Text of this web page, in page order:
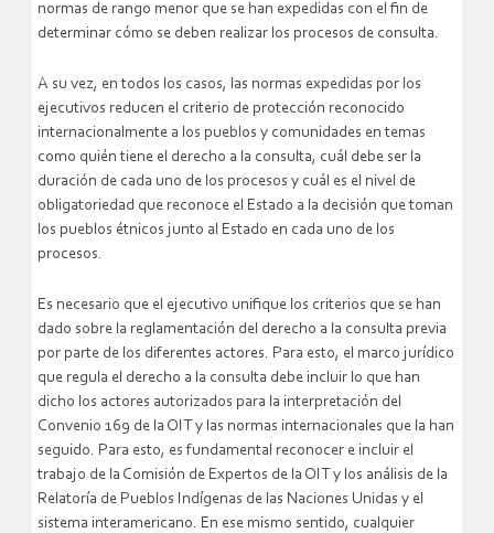
normas de rango menor que se han expedidas con el fin de
determinar cómo se deben realizar los procesos de consulta.
A su vez, en todos los casos, las normas expedidas por los
ejecutivos reducen el criterio de protección reconocido
internacionalmente a los pueblos y comunidades en temas
como quién tiene el derecho a la consulta, cuál debe ser la
duración de cada uno de los procesos y cuál es el nivel de
obligatoriedad que reconoce el Estado a la decisión que toman
los pueblos étnicos junto al Estado en cada uno de los
procesos.
Es necesario que el ejecutivo unifique los criterios que se han
dado sobre la reglamentación del derecho a la consulta previa
por parte de los diferentes actores. Para esto, el marco jurídico
que regula el derecho a la consulta debe incluir lo que han
dicho los actores autorizados para la interpretación del
Convenio 169 de la OIT y las normas internacionales que la han
seguido. Para esto, es fundamental reconocer e incluir el
trabajo de la Comisión de Expertos de la OIT y los análisis de la
Relatoría de Pueblos Indígenas de las Naciones Unidas y el
sistema interamericano. En ese mismo sentido, cualquier